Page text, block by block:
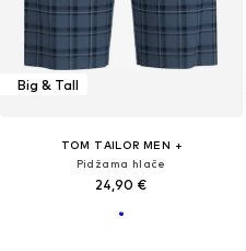
Big & Tall
TOM TAILOR MEN +
Pidžama hlače
24,90 €